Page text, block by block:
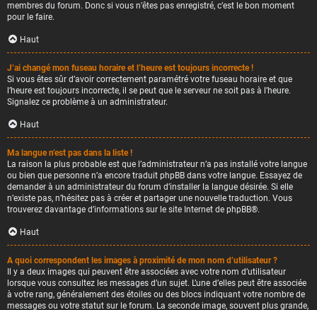
membres du forum. Donc si vous n’êtes pas enregistré, c’est le bon moment
pour le faire.
Haut
J’ai changé mon fuseau horaire et l’heure est toujours incorrecte !
Si vous êtes sûr d’avoir correctement paramétré votre fuseau horaire et que
l’heure est toujours incorrecte, il se peut que le serveur ne soit pas à l’heure.
Signalez ce problème à un administrateur.
Haut
Ma langue n’est pas dans la liste !
La raison la plus probable est que l’administrateur n’a pas installé votre langue
ou bien que personne n’a encore traduit phpBB dans votre langue. Essayez de
demander à un administrateur du forum d’installer la langue désirée. Si elle
n’existe pas, n’hésitez pas à créer et partager une nouvelle traduction. Vous
trouverez davantage d’informations sur le site Internet de phpBB®.
Haut
A quoi correspondent les images à proximité de mon nom d’utilisateur ?
Il y a deux images qui peuvent être associées avec votre nom d’utilisateur
lorsque vous consultez les messages d’un sujet. L’une d’elles peut être associée
à votre rang, généralement des étoiles ou des blocs indiquant votre nombre de
messages ou votre statut sur le forum. La seconde image, souvent plus grande,